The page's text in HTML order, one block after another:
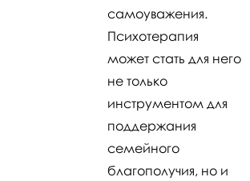
самоуважения.
Психотерапия
может стать для него
не только
инструментом для
поддержания
семейного
благополучия, но и